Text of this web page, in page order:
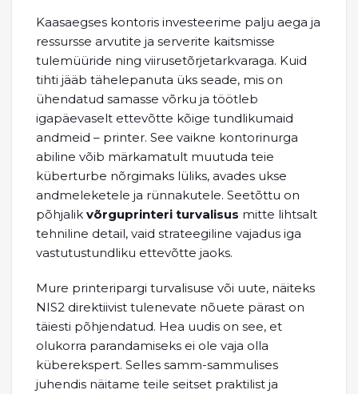
Kaasaegses kontoris investeerime palju aega ja
ressursse arvutite ja serverite kaitsmisse
tulemüüride ning viirusetõrjetarkvaraga. Kuid
tihti jääb tähelepanuta üks seade, mis on
ühendatud samasse võrku ja töötleb
igapäevaselt ettevõtte kõige tundlikumaid
andmeid – printer. See vaikne kontorinurga
abiline võib märkamatult muutuda teie
küberturbe nõrgimaks lüliks, avades ukse
andmeleketele ja rünnakutele. Seetõttu on
põhjalik võrguprinteri turvalisus mitte lihtsalt
tehniline detail, vaid strateegiline vajadus iga
vastutustundliku ettevõtte jaoks.
Mure printeripargi turvalisuse või uute, näiteks
NIS2 direktiivist tulenevate nõuete pärast on
täiesti põhjendatud. Hea uudis on see, et
olukorra parandamiseks ei ole vaja olla
küberekspert. Selles samm-sammulises
juhendis näitame teile seitset praktilist ja